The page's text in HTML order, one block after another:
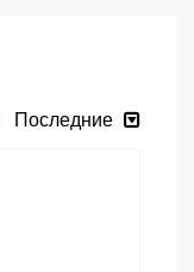
Последние